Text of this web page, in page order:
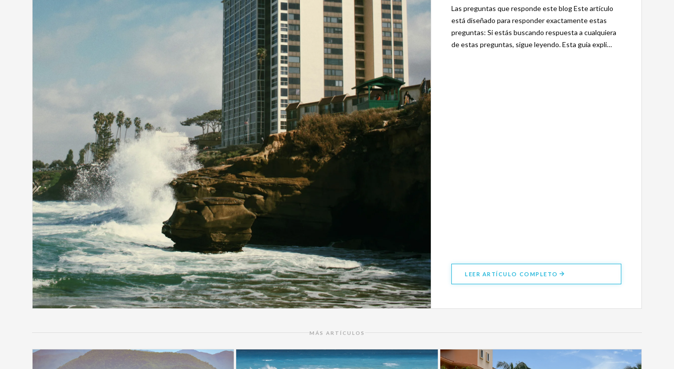
Las preguntas que responde este blog Este artículo
está diseñado para responder exactamente estas
preguntas: Si estás buscando respuesta a cualquiera
de estas preguntas, sigue leyendo. Esta guía expli…
LEER ARTÍCULO COMPLETO
MÁS ARTÍCULOS